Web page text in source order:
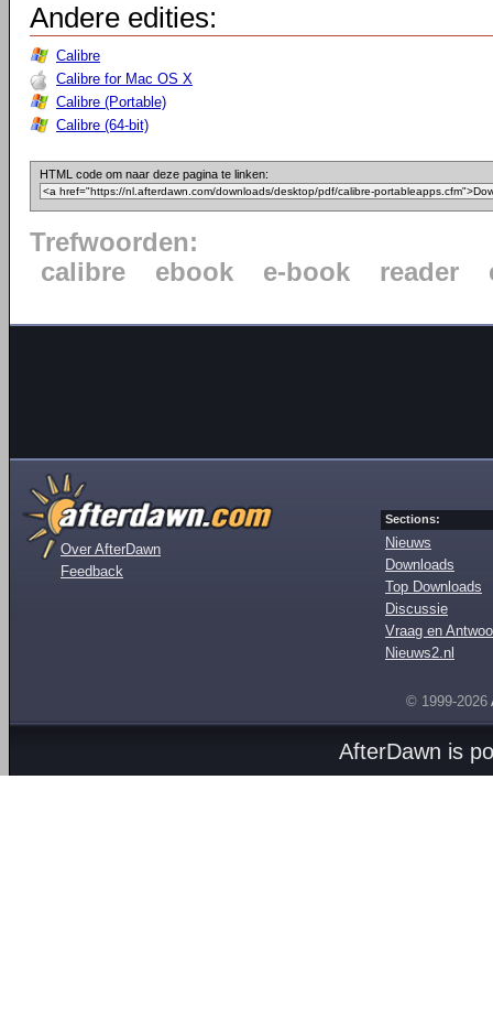
Andere edities:
Calibre
Calibre for Mac OS X
Calibre (Portable)
Calibre (64-bit)
HTML code om naar deze pagina te linken:
Trefwoorden:
calibre
ebook e-book reader
Over AfterDawn
Feedback
Sections:
Nieuws
Downloads
Top Downloads
Discussie
Vraag en
Nieuws2.nl
© 1999-2026
AfterDawn is